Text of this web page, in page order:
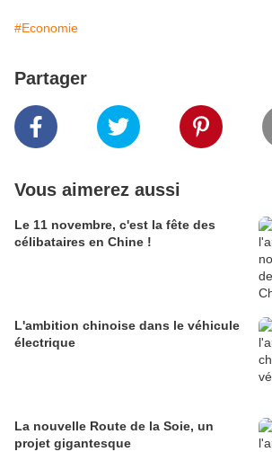
#Economie
Partager
Vous aimerez aussi
Le 11 novembre, c'est la fête des
célibataires en Chine !
L'ambition chinoise dans le véhicule
électrique
La nouvelle Route de la Soie, un
projet gigantesque